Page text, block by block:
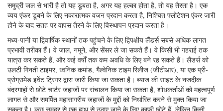
गहराई से माप और अवलोकन 8,000 मीटर गहराई से नीचे ले जाना;
ऐतिहासिक रिकॉर्ड मूल्य (8,065 मीटर) से अधिक गहराई से पंजीकरण करना,
8,081 मीटर का नया रिकॉर्ड स्थापित करना;
8,000 मीटर से अधिक गहराई में समुद्री जल के नमूने एकत्रित करना, जो
अटाकामा ट्रेंच के पानी में रहने वाले किस प्रकार के सूक्ष्मजीवों के साथ-साथ
इस क्षेत्र में अल्ट्रा-गहरे समुद्री जल के कुछ रासायनिक गुणों के निवास में पहली
बार अवलोकन की अनुमति देगा। प्रशांत;
8,000 मीटर से अधिक गहराई में खाई के समुद्री डाकू की तस्वीरें प्राप्त करना;
लैंडर द्वारा स्वायत्त रूप से तैनात किए गए एक बाइट जाल का उपयोग करके
8,000 मीटर से अधिक गहराई में एम्फिपोड (क्रस्टेसियन) प्राप्त करना;
द्विवार्षिक सीमा परत में रहने वाले सक्रिय और घने जीवविज्ञान को इमेज करना;